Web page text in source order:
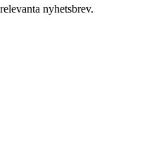
nyhetsbrev.